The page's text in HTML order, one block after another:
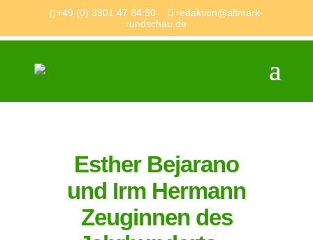
+49 (0) 3901 47 84 80
redaktion@altmark-
rundschau.de
Esther Bejarano
und Irm Hermann
Zeuginnen des